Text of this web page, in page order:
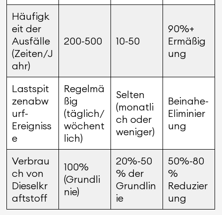
Häufigk
eit der
Ausfälle
(Zeiten/J
ahr)
200-500 10-50
90%+
Ermäßig
ung
Lastspit
zenabw
urf-
Ereigniss
e
Regelmä
ßig
(täglich/
wöchent
lich)
Selten
(monatli
ch oder
weniger)
Beinahe-
Eliminier
ung
Verbrau
ch von
Dieselkr
aftstoff
100%
(Grundli
nie)
20%-50
% der
Grundlin
ie
50%-80
%
Reduzier
ung